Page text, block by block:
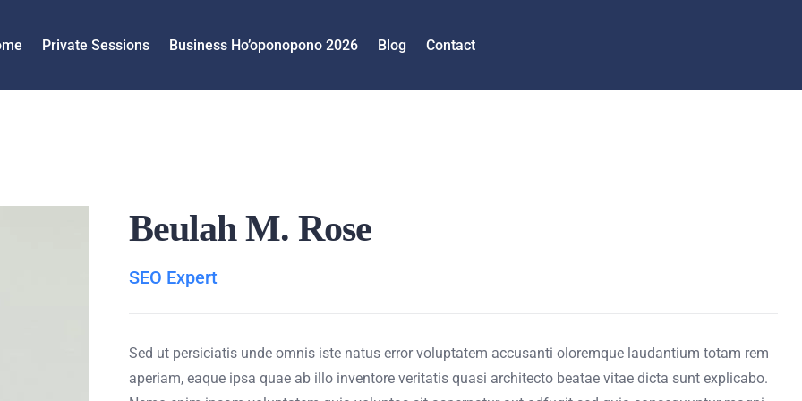
Private Sessions Business Ho’oponopono 2026 Blog Contact
Beulah M. Rose
SEO Expert
Sed ut persiciatis unde omnis iste natus error voluptatem accusanti oloremque laudantium totam rem
aperiam, eaque ipsa quae ab illo inventore veritatis quasi architecto beatae vitae dicta sunt explicabo.